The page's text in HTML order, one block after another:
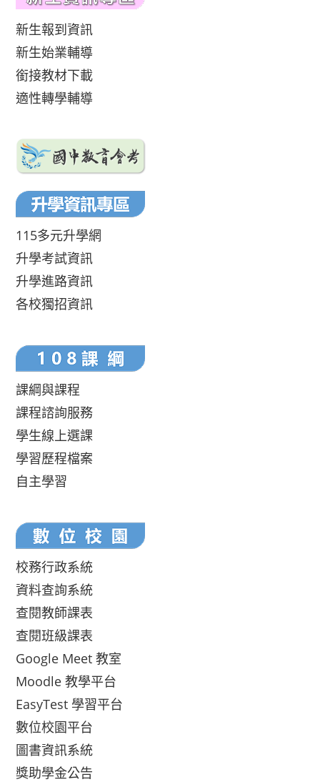
新生報到資訊
新生始業輔導
銜接教材下載
適性轉學輔導
115多元升學網
升學考試資訊
升學進路資訊
各校獨招資訊
課綱與課程
課程諮詢服務
學生線上選課
學習歷程檔案
自主學習
校務行政系統
資料查詢系統
查閱教師課表
查閱班級課表
Google Meet 教室
Moodle 教學平台
EasyTest 學習平台
數位校園平台
圖書資訊系統
獎助學金公告